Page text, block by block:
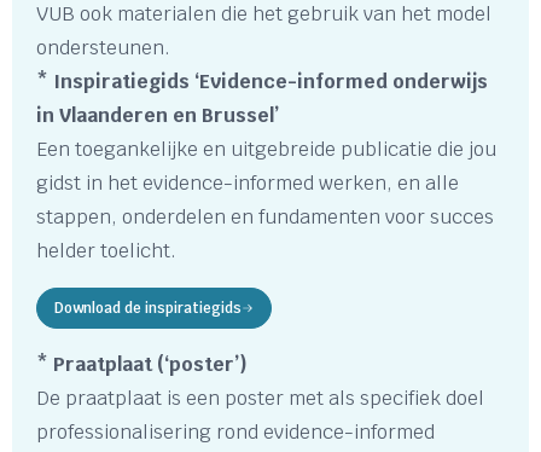
VUB ook materialen die het gebruik van het model
ondersteunen.
* Inspiratiegids ‘Evidence-informed onderwijs
in Vlaanderen en Brussel’
Een toegankelijke en uitgebreide publicatie die jou
gidst in het evidence-informed werken, en alle
stappen, onderdelen en fundamenten voor succes
helder toelicht.
Download de inspiratiegids
* Praatplaat (‘poster’)
De praatplaat is een poster met als specifiek doel
professionalisering rond evidence-informed